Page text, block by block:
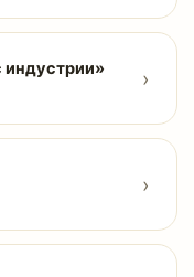
›
›